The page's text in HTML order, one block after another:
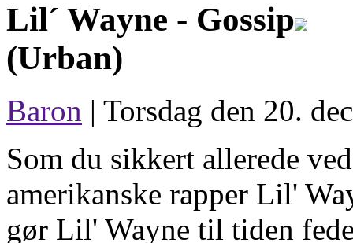
Lil´ Wayne - Gossip
(Urban)
Baron | Torsdag den 20.
Som du sikkert allerede
amerikanske rapper Lil'
gør Lil' Wayne til tiden